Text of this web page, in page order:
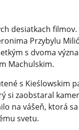
desiatkach
Przybylu
s dvoma
Machulskim.
s Kieślowskim
si zaobstaral
na vášeň, ktorá
svetu.